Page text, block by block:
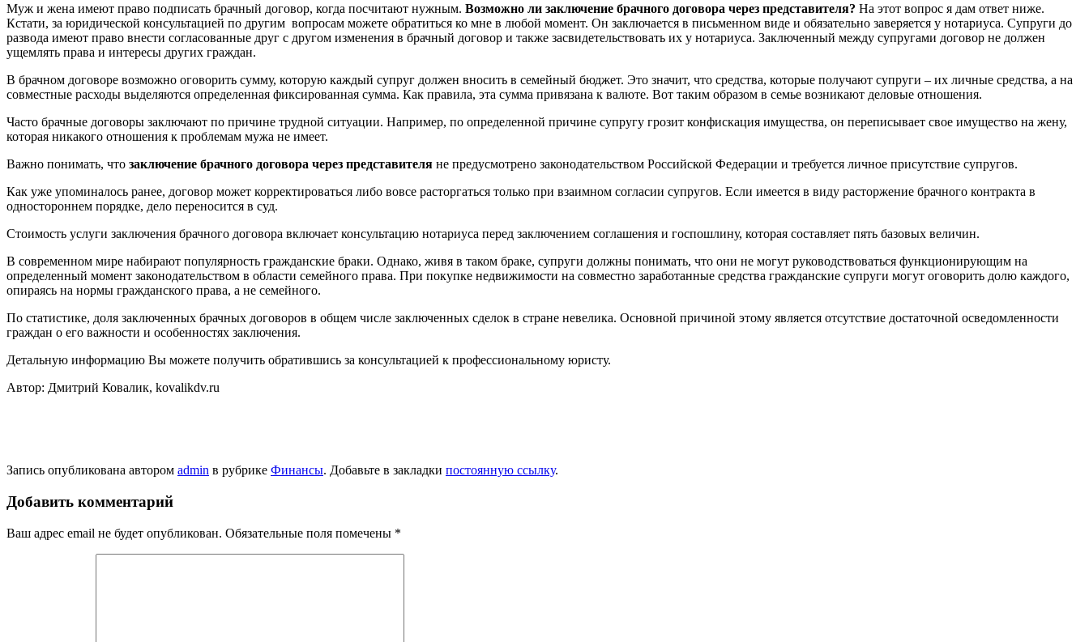
Муж и жена имеют право подписать брачный договор, когда посчитают нужным. Возможно ли заключение брачного договора через представителя? На этот вопрос я дам ответ ниже.
Кстати, за юридической консультацией по другим вопросам можете обратиться ко мне в любой момент. Он заключается в письменном виде и обязательно заверяется у нотариуса. Супруги до
развода имеют право внести согласованные друг с другом изменения в брачный договор и также засвидетельствовать их у нотариуса. Заключенный между супругами договор не должен
ущемлять права и интересы других граждан.
В брачном договоре возможно оговорить сумму, которую каждый супруг должен вносить в семейный бюджет. Это значит, что средства, которые получают супруги – их личные средства, а на
совместные расходы выделяются определенная фиксированная сумма. Как правила, эта сумма привязана к валюте. Вот таким образом в семье возникают деловые отношения.
Часто брачные договоры заключают по причине трудной ситуации. Например, по определенной причине супругу грозит конфискация имущества, он переписывает свое имущество на жену,
которая никакого отношения к проблемам мужа не имеет.
Важно понимать, что заключение брачного договора через представителя не предусмотрено законодательством Российской Федерации и требуется личное присутствие супругов.
Как уже упоминалось ранее, договор может корректироваться либо вовсе расторгаться только при взаимном согласии супругов. Если имеется в виду расторжение брачного контракта в
одностороннем порядке, дело переносится в суд.
Стоимость услуги заключения брачного договора включает консультацию нотариуса перед заключением соглашения и госпошлину, которая составляет пять базовых величин.
В современном мире набирают популярность гражданские браки. Однако, живя в таком браке, супруги должны понимать, что они не могут руководствоваться функционирующим на
определенный момент законодательством в области семейного права. При покупке недвижимости на совместно заработанные средства гражданские супруги могут оговорить долю каждого,
опираясь на нормы гражданского права, а не семейного.
По статистике, доля заключенных брачных договоров в общем числе заключенных сделок в стране невелика. Основной причиной этому является отсутствие достаточной осведомленности
граждан о его важности и особенностях заключения.
Детальную информацию Вы можете получить обратившись за консультацией к профессиональному юристу.
Автор: Дмитрий Ковалик, kovalikdv.ru
Запись опубликована автором admin в рубрике Финансы. Добавьте в закладки постоянную ссылку.
Добавить комментарий
Ваш адрес email не будет опубликован. Обязательные поля помечены *